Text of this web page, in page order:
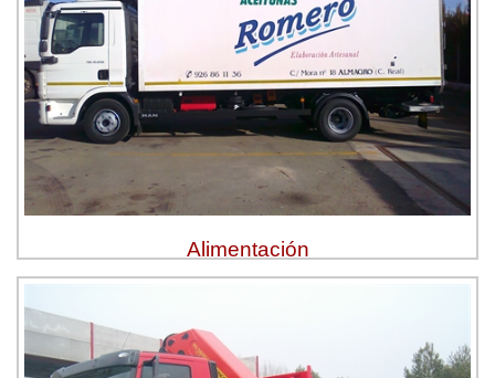
Alimentación